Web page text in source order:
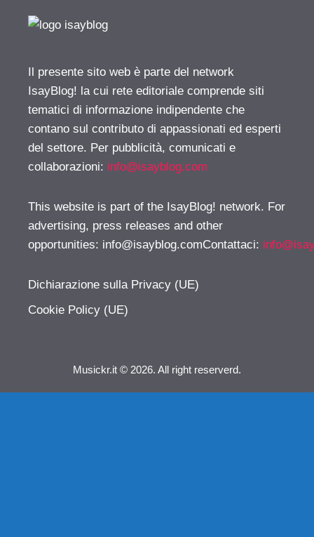
Il presente sito web è parte del network
IsayBlog! la cui rete editoriale comprende siti
tematici di informazione indipendente che
contano sul contributo di appassionati ed esperti
del settore. Per pubblicità, comunicati e
collaborazioni: info@isayblog.com
This website is part of the IsayBlog! network. For
advertising, press releases and other
opportunities: info@isayblog.comContattaci:
Dichiarazione sulla Privacy (UE)
Cookie Policy (UE)
Musickr.it © 2026. All right reserverd.